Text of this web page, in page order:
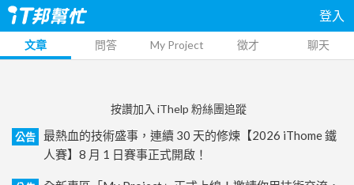
登入
文章 問答 My Project 徵才 聊天
按讚加入 iThelp 粉絲團追蹤
公告
最熱血的技術盛事，連續 30 天的修煉【2026 iThome 鐵
人賽】8 月 1 日賽事正式開啟！